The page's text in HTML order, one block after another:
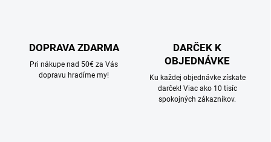
DOPRAVA ZDARMA
Pri nákupe nad 50€ za Vás
dopravu hradíme my!
DARČEK K
OBJEDNÁVKE
Ku každej objednávke získate
darček! Viac ako 10 tisíc
spokojných zákazníkov.